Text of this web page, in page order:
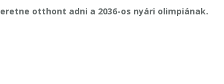
otthont adni a 2036-os nyári olimpiának.